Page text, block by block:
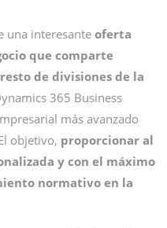
una interesante oferta
que comparte
de divisiones de la
365 Business
más avanzado
objetivo, proporcionar al
y con el máximo
normativo en la